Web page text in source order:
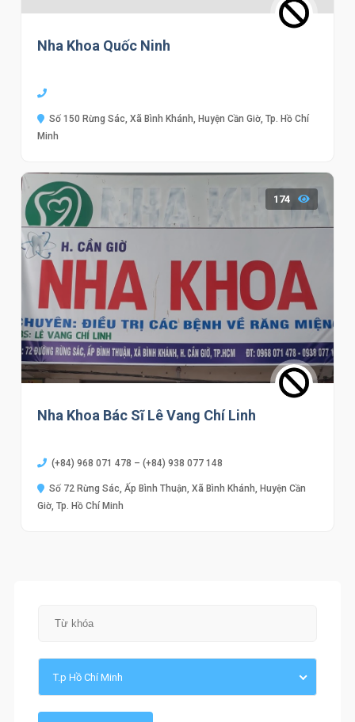
Nha Khoa Quốc Ninh
Số 150 Rừng Sác, Xã Bình Khánh, Huyện Cần Giờ, Tp. Hồ Chí
Minh
174
Nha Khoa Bác Sĩ Lê Vang Chí Linh
(+84) 968 071 478 – (+84) 938 077 148
Số 72 Rừng Sác, Ấp Bình Thuận, Xã Bình Khánh, Huyện Cần
Giờ, Tp. Hồ Chí Minh
T.p Hồ Chí Minh